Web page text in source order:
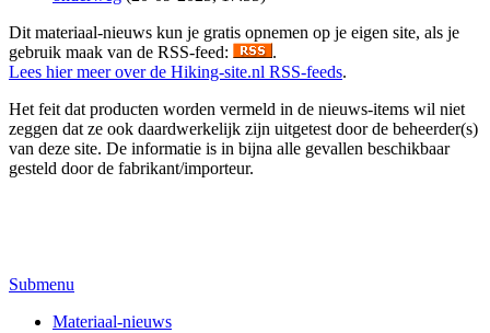
Dit materiaal-nieuws kun je gratis opnemen op je eigen site, als je
gebruik maak van de RSS-feed:
.
Lees hier meer over de Hiking-site.nl RSS-feeds.
Het feit dat producten worden vermeld in de nieuws-items wil niet
zeggen dat ze ook daardwerkelijk zijn uitgetest door de beheerder(s)
van deze site. De informatie is in bijna alle gevallen beschikbaar
gesteld door de fabrikant/importeur.
Submenu
Materiaal-nieuws